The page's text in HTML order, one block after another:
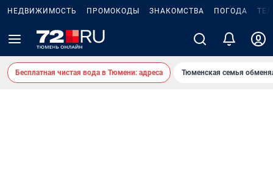
НЕДВИЖИМОСТЬ ПРОМОКОДЫ ЗНАКОМСТВА ПОГОДА
Бесплатная чистая вода в Тюмени: адреса Тюменская семья